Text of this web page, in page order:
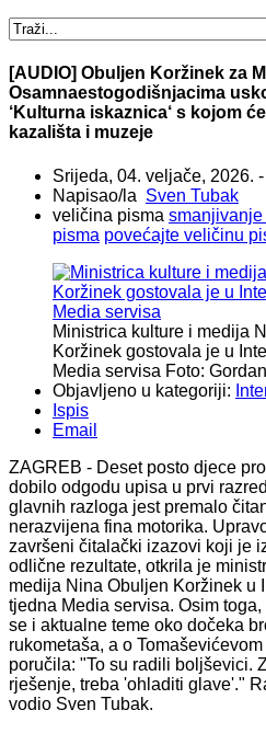
[AUDIO] Obuljen Koržinek za
Osamnaestogodišnjacima
‘Kulturna iskaznica‘ s kojom
kazališta i muzeje
Srijeda, 04. veljače, 2026.
Napisao/la Sven Tubak
veličina pisma
pisma povećajte veličinu
Ministrica kulture i medija
Koržinek gostovala je u
Media servisa Foto:
Objavljeno u kategoriji:
Ispis
Email
ZAGREB - Deset posto djece
dobilo odgodu upisa u prvi
glavnih razloga jest premalo
nerazvijena fina motorika.
završeni čitalački izazovi koji je
odlične rezultate, otkrila je
medija Nina Obuljen Koržinek u
tjedna Media servisa. Osim
se i aktualne teme oko dočeka
rukometaša, a o
poručila: "To su radili boljševici.
rješenje, treba 'ohladiti glave'."
vodio Sven Tubak.